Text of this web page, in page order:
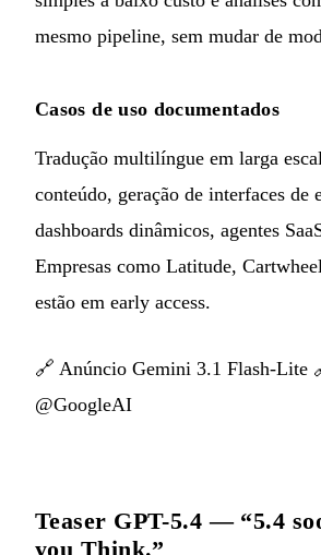
mesmo pipeline, sem mudar de
Casos de uso documentados
Tradução multilíngue em larga
conteúdo, geração de interfaces de
dashboards dinâmicos, agentes
Empresas como Latitude,
estão em early access.
🔗 Anúncio Gemini 3.1 Flash-Lite
@GoogleAI
Teaser GPT-5.4 — “5.4
you Think.”